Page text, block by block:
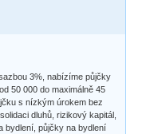
3%, nabízíme půjčky
50 000 do maximálně 45
s nízkým úrokem bez
dluhů, rizikový kapitál,
bydlení, půjčky na bydlení